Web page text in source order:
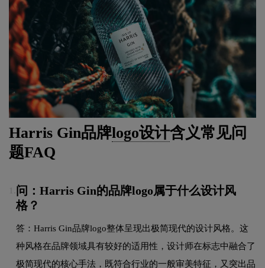
Harris Gin品牌logo设计含义常见问
题FAQ
问：Harris Gin的品牌logo属于什么设计风
格？
答：Harris Gin品牌logo整体呈现出极简现代的设计风格。这
种风格在品牌领域具有较好的适用性，设计师在标志中融合了
极简现代的核心手法，既符合行业的一般审美特征，又突出品